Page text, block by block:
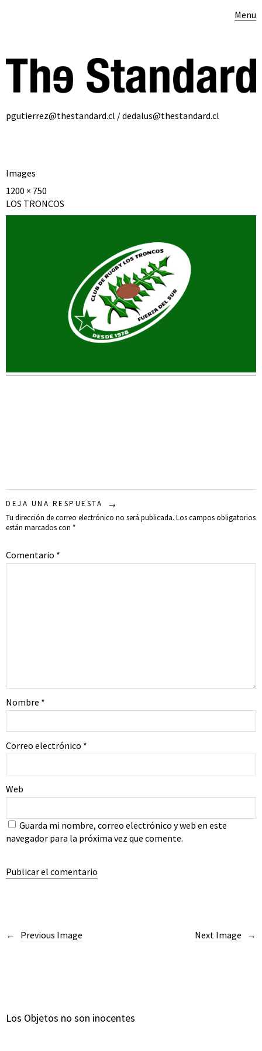
Menu
pgutierrez@thestandard.cl / dedalus@thestandard.cl
Images
1200 × 750
LOS TRONCOS
DEJA UNA RESPUESTA
Tu dirección de correo electrónico no será publicada. Los campos obligatorios
están marcados con *
Comentario *
Nombre *
Correo electrónico *
Web
Guarda mi nombre, correo electrónico y web en este
navegador para la próxima vez que comente.
Next Image
Previous Image
Los Objetos no son inocentes